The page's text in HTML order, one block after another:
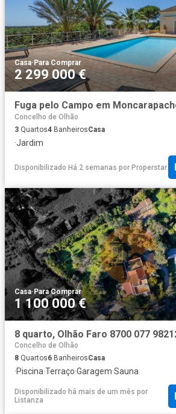
Casa·Para Comprar
2 299 000 €
Concelho de Olhão
3 Quartos4 BanheirosCasa
·Jardim
Disponibilizado Há 2 semanas por Properstar
Casa·Para Comprar
1 100 000 €
8 quarto, Olhão Faro 8700 077
Concelho de Olhão
8 Quartos6 BanheirosCasa
·Piscina·Terraço·Garagem·Sauna
Disponibilizado há mais de um mês por
Listanza